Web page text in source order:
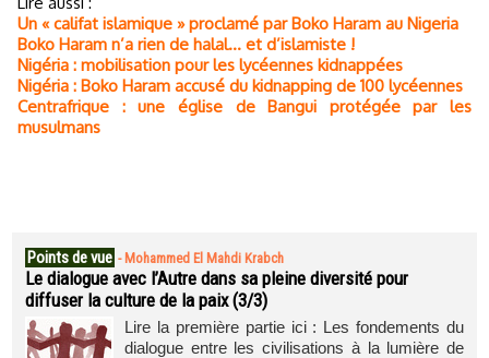
Un « califat islamique » proclamé par Boko Haram au Nigeria
Boko Haram n’a rien de halal... et d’islamiste !
Nigéria : mobilisation pour les lycéennes kidnappées
Nigéria : Boko Haram accusé du kidnapping de 100 lycéennes
Centrafrique : une église de Bangui protégée par les
musulmans
Points de vue - Mohammed El Mahdi Krabch
Le dialogue avec l’Autre dans sa pleine diversité pour
diffuser la culture de la paix (3/3)
Lire la première partie ici : Les fondements du
dialogue entre les civilisations à la lumière de